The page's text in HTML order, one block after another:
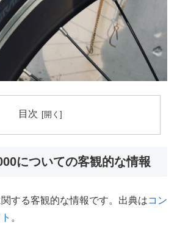
目次
についての客観的な情報
する客観的な情報です。出典はコン
。